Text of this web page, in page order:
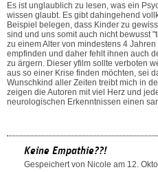
Es ist unglaublich zu lesen, was ein
wissen glaubt. Es gibt dahingehend
Beispiel belegen, dass Kinder zu
sind und uns somit auch nicht bewusst
zu einem Alter von mindestens 4
empfinden und daher fehlt ihnen auch
zu ärgern. Dieser yfilm sollte verboten
aus so einer Krise finden möchten, sei
Wunschkind aller Zeiten treibt mich in
zeigen die Autoren mit viel Herz und
neurologischen Erkenntnissen einen
Keine Empathie??!
Gespeichert von Nicole am 12.